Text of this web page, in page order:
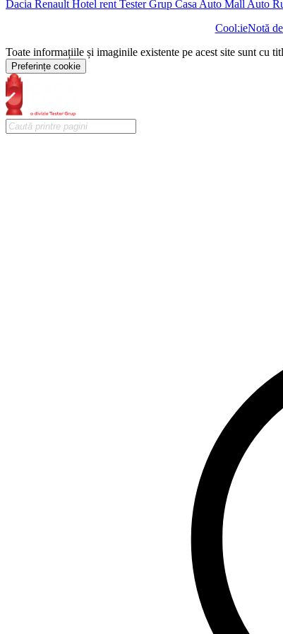
Dacia Renault Hotel rent Tester Grup Casa Auto Mall Auto
CookieNotă
Toate informațiile și imaginile existente pe acest site sunt cu
Preferințe cookie